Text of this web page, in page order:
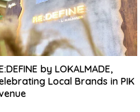
by LOKALMADE,
Local Brands in PIK